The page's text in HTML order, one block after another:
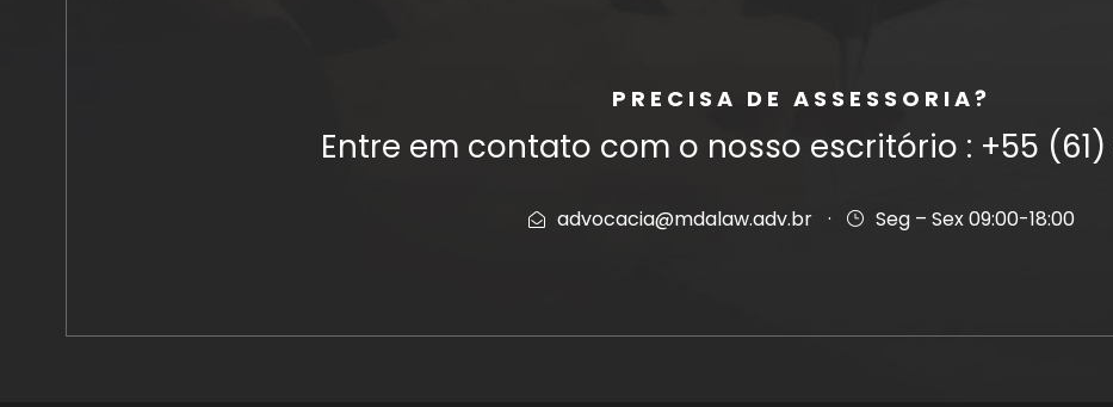
PRECISA DE ASSESSORIA?
Entre em contato com o nosso escritório : ‎+55
advocacia@mdalaw.adv.br · Seg – Sex 09:00-18:00